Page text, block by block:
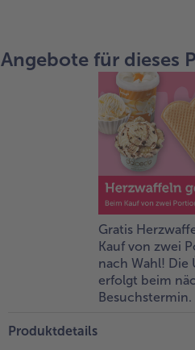
alle Kuchen & Torten
Süßspeisen
alle Süßspeisen
Obst
alle Obst
Wein &
alle Wein & Spirituosen
alle Küchenutensilien
alle bofrost*free
alle bofrost*high Protein
alle bofrost*plus.
Angebote für dieses
Gratis
Kauf von zwei
nach Wahl! Die
erfolgt beim
Besuchstermin.
Produktdetails